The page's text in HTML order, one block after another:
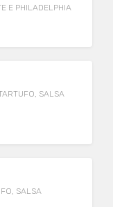
E PHILADELPHIA
SALSA
SALSA